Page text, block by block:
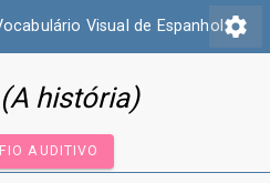
Visual de Espanhol settings
(A história)
AUDITIVO